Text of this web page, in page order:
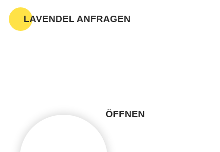
LAVENDEL ANFRAGEN
ÖFFNEN